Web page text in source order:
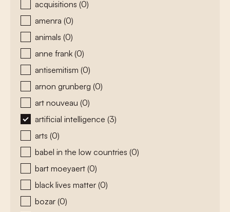
acquisitions (0)
amenra (0)
animals (0)
anne frank (0)
antisemitism (0)
arnon grunberg (0)
art nouveau (0)
artificial intelligence (3)
arts (0)
babel in the low countries (0)
bart moeyaert (0)
black lives matter (0)
bozar (0)